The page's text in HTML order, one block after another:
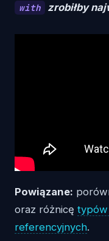
with zrobiłby
Powiązane:
oraz różnicę
referencyjnych.